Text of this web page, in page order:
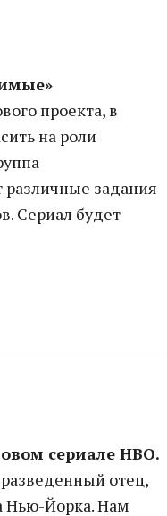
проекта, в
на роли
задания
Сериал будет
сериале HBO.
отец,
Нью-Йорка. Нам